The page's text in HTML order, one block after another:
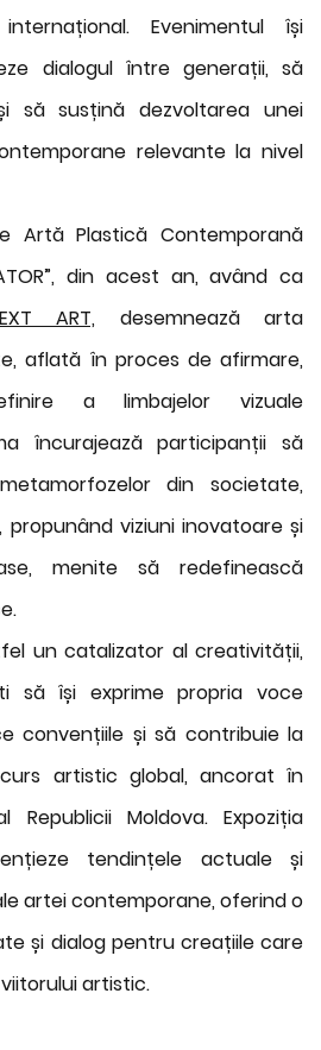
Evenimentul își
dialogul între generații, să
să susțină dezvoltarea unei
relevante la nivel
Artă Plastică Contemporană
din acest an, având ca
ART, desemnează arta
aflată în proces de afirmare,
a limbajelor vizuale
încurajează participanții să
din societate,
viziuni inovatoare și
menite să redefinească
un catalizator al creativității,
să își exprime propria voce
convențiile și să contribuie la
artistic global, ancorat în
Moldova. Expoziția
tendințele actuale și
artei contemporane, oferind o
și dialog pentru creațiile care
artistic.